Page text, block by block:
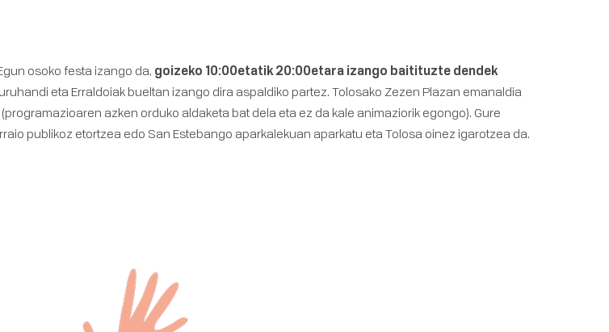
osoko festa izango da, goizeko 10:00etatik 20:00etara izango baitituzte dendek
eta Erraldoiak bueltan izango dira aspaldiko partez. Tolosako Zezen Plazan emanaldia
azken orduko aldaketa bat dela eta ez da kale animaziorik egongo). Gure
publikoz etortzea edo San Estebango aparkalekuan aparkatu eta Tolosa oinez igarotzea da.